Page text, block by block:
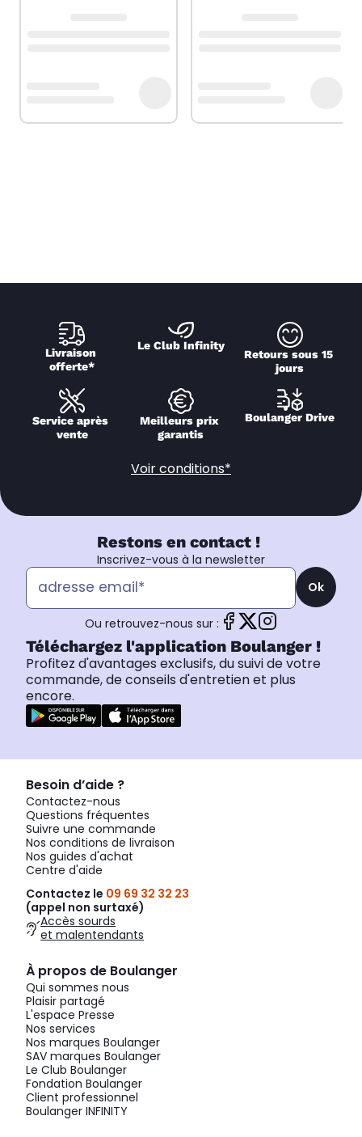
Livraison
offerte*
Le Club Infinity
Retours sous 15
jours
Service après
vente
Meilleurs prix
garantis
Boulanger Drive
Voir conditions*
Restons en contact !
Inscrivez-vous à la newsletter
Ok
Ou retrouvez-nous sur :
Téléchargez l'application Boulanger !
Profitez d'avantages exclusifs, du suivi de votre
commande, de conseils d'entretien et plus
encore.
Besoin d’aide ?
Contactez-nous
Questions fréquentes
Suivre une commande
Nos conditions de livraison
Nos guides d'achat
Centre d'aide
Contactez le 09 69 32 32 23
(appel non surtaxé)
Accès sourds
et malentendants
À propos de Boulanger
Qui sommes nous
Plaisir partagé
L'espace Presse
Nos services
Nos marques Boulanger
SAV marques Boulanger
Le Club Boulanger
Fondation Boulanger
Client professionnel
Boulanger INFINITY